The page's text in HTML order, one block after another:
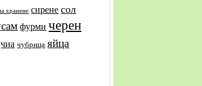
хранене сирене сол
фурми черен
чиа чубрица яйца